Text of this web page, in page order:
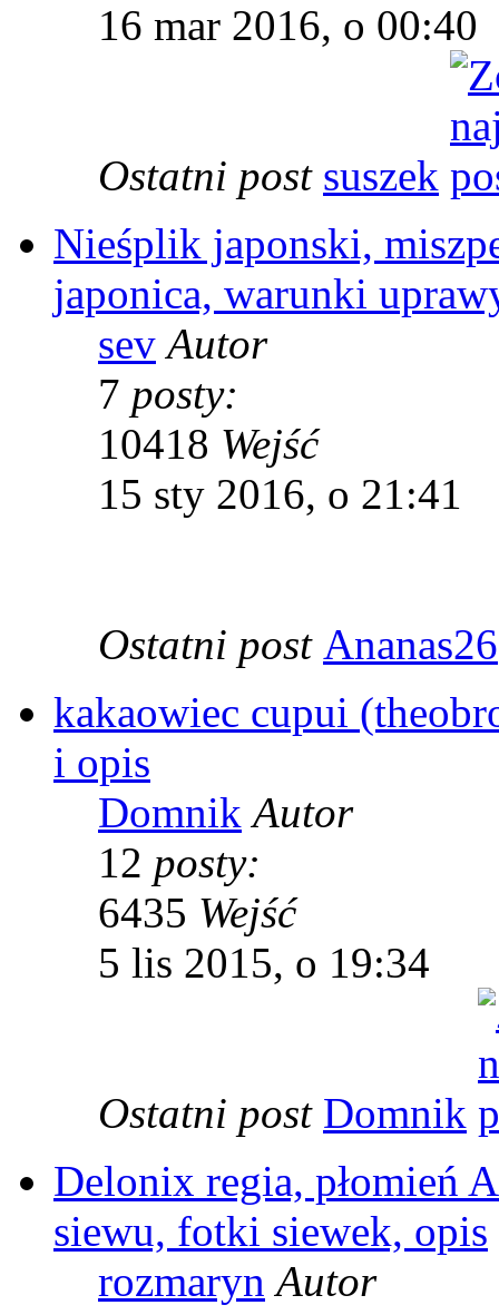
16 mar 2016, o 00:40
Ostatni post suszek
Nieśplik japonski,
japonica, warunki
sev Autor
7 posty:
10418 Wejść
15 sty 2016, o 21:41
Ostatni post Ananas26
kakaowiec cupui
i opis
Domnik Autor
12 posty:
6435 Wejść
5 lis 2015, o 19:34
Ostatni post Domnik
Delonix regia, płomień
siewu, fotki siewek, opis
rozmaryn Autor